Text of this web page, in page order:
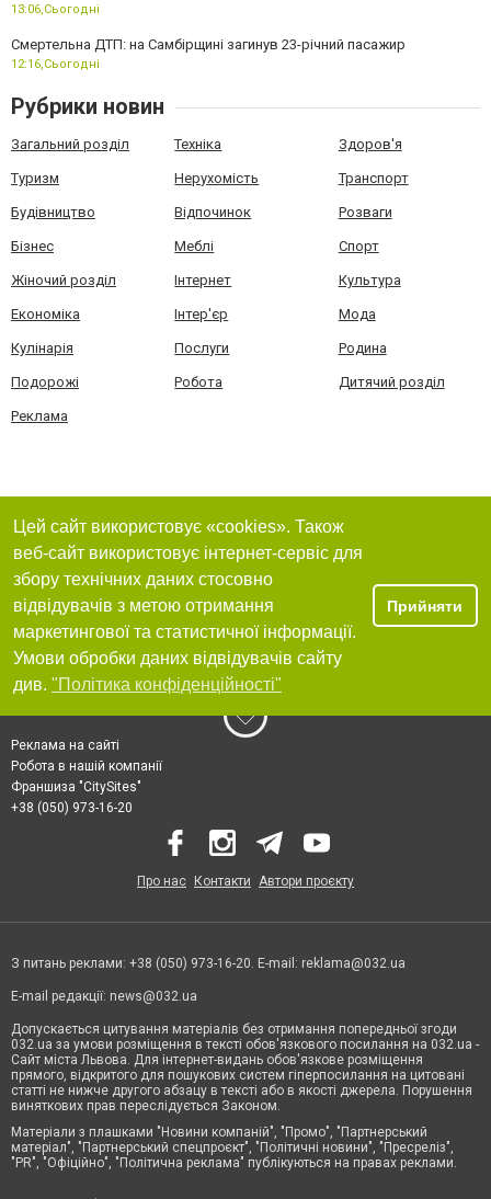
13:06, Сьогодні
Смертельна ДТП: на Самбірщині загинув 23-річний пасажир
12:16, Сьогодні
Рубрики новин
Загальний розділ Техніка Здоров'я
Туризм Нерухомість Транспорт
Будівництво Відпочинок Розваги
Бізнес Меблі Спорт
Жіночий розділ Інтернет Культура
Економіка Інтер'єр Мода
Кулінарія Послуги Родина
Подорожі Робота Дитячий розділ
Реклама
Цей сайт використовує «cookies». Також
веб-сайт використовує інтернет-сервіс для
збору технічних даних стосовно
відвідувачів з метою отримання
маркетингової та статистичної інформації.
Умови обробки даних відвідувачів сайту
див. "Політика конфіденційності"
Прийняти
Реклама на сайті
Робота в нашій компанії
Франшиза "CitySites"
+38 (050) 973-16-20
Про нас Контакти Автори проєкту
З питань реклами: +38 (050) 973-16-20. E-mail: reklama@032.ua
E-mail редакції: news@032.ua
Допускається цитування матеріалів без отримання попередньої згоди
032.ua за умови розміщення в тексті обов'язкового посилання на 032.ua -
Сайт міста Львова. Для інтернет-видань обов'язкове розміщення
прямого, відкритого для пошукових систем гіперпосилання на цитовані
статті не нижче другого абзацу в тексті або в якості джерела. Порушення
виняткових прав переслідується Законом.
Матеріали з плашками "Новини компаній", "Промо", "Партнерський
матеріал", "Партнерський спецпроєкт", "Політичні новини", "Пресреліз",
"PR", "Офіційно", "Політична реклама" публікуються на правах реклами.